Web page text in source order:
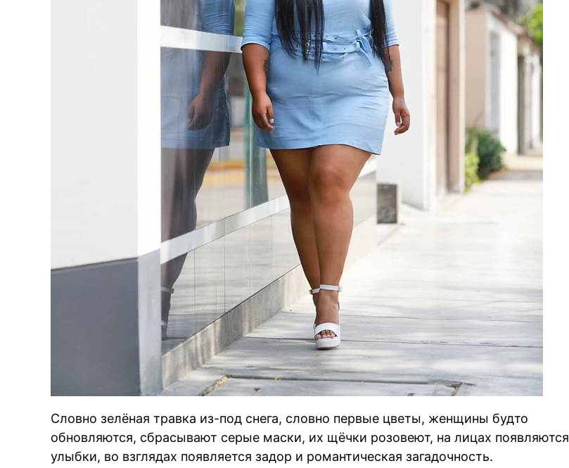
Словно зелёная травка из-под снега, словно первые цветы, женщины будто
обновляются, сбрасывают серые маски, их щёчки розовеют, на лицах появляются
улыбки, во взглядах появляется задор и романтическая загадочность.